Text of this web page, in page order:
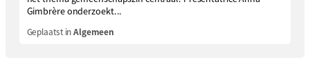
Gimbrère onderzoekt...
Geplaatst inAlgemeen